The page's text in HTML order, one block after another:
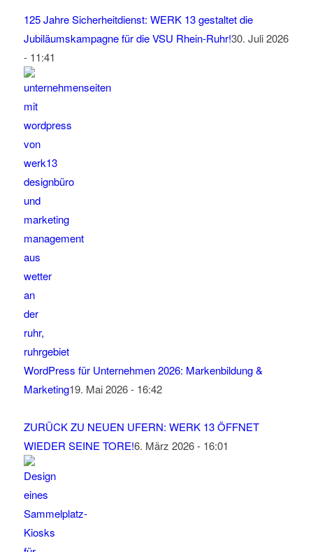
125 Jahre Sicherheitdienst: WERK 13 gestaltet die
Jubiläumskampagne für die VSU Rhein-Ruhr!30. Juli 2026
- 11:41
WordPress für Unternehmen 2026: Markenbildung &
Marketing19. Mai 2026 - 16:42
ZURÜCK ZU NEUEN UFERN: WERK 13 ÖFFNET
WIEDER SEINE TORE!6. März 2026 - 16:01